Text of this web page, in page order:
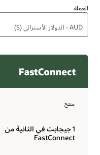
العملة
FastConnect
منتج
1 جيجابت في الثانية من
FastConnect